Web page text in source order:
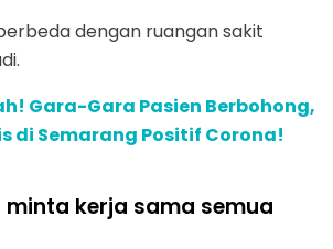
dengan ruangan sakit
Gara-Gara Pasien Berbohong,
di Semarang Positif Corona!
minta kerja sama semua